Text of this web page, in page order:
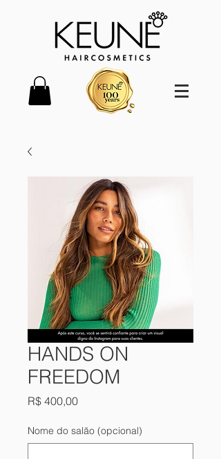
HANDS ON
FREEDOM
R$ 400,00Preço
Nome do salão (opcional)